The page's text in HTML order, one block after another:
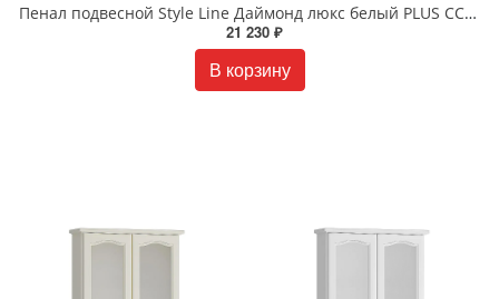
Пенал подвесной Style Line Даймонд люкс белый PLUS СС-00000484
21 230 ₽
В корзину